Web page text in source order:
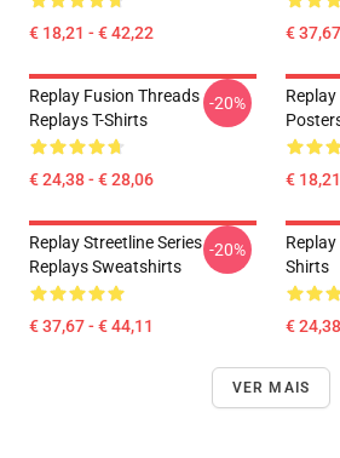
€ 18,21 - € 42,22 €
Replay Fusion Threads
Replays T-Shirts
€ 24,38 - € 28,06
-20%
€
Replay Streetline Series
Replays Sweatshirts
€ 37,67 - € 44,11
-20%
Shirts
€
VER MAIS